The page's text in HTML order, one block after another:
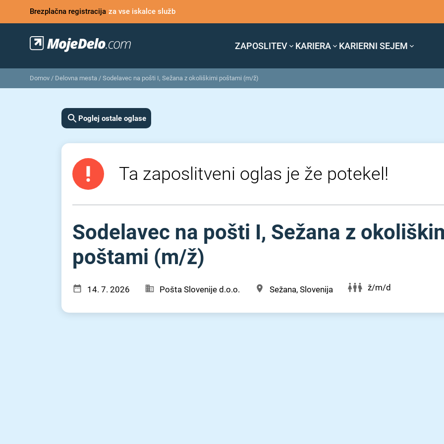
Brezplačna registracija za vse iskalce služb
ZAPOSLITEV KARIERA KARIERNI SEJEM
Domov / Delovna mesta / Sodelavec na pošti I, Sežana z okoliškimi poštami (m/ž)
Poglej ostale oglase
Ta zaposlitveni oglas je že potekel!
Sodelavec na pošti I, Sežana z
poštami (m⁠/⁠ž)
14. 7. 2026 Pošta Slovenije d.o.o. Sežana, Slovenija ž/m/d